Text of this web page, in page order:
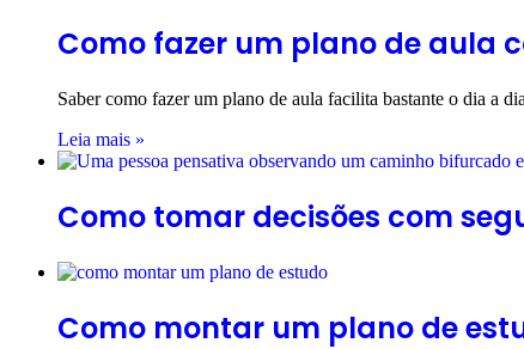
Como fazer um plano de aula
Saber como fazer um plano de aula facilita bastante o dia a
Leia mais »
Como tomar decisões com
Como montar um plano de